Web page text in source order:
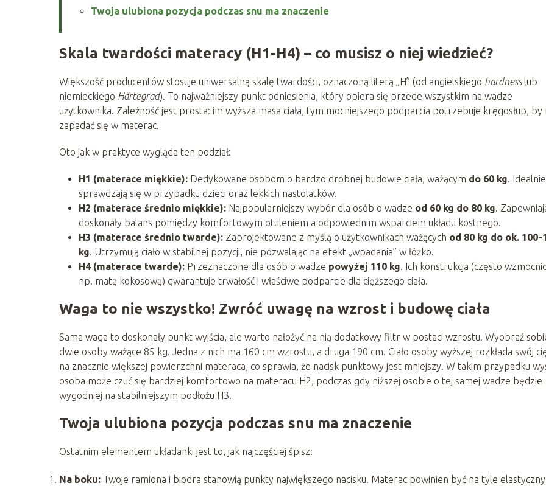
Twoja ulubiona pozycja podczas snu ma znaczenie
Skala twardości materacy (H1-H4) – co musisz o niej wiedzieć?
Większość producentów stosuje uniwersalną skalę twardości, oznaczoną literą „H” (od angielskiego hardnesslub
niemieckiego Härtegrad). To najważniejszy punkt odniesienia, który opiera się przede wszystkim na wadze
użytkownika. Zależność jest prosta: im wyższa masa ciała, tym mocniejszego podparcia potrzebuje kręgosłup, by
zapadać się w materac.
Oto jak w praktyce wygląda ten podział:
H1 (materace miękkie): Dedykowane osobom o bardzo drobnej budowie ciała, ważącym do 60 kg. Idealnie
sprawdzają się w przypadku dzieci oraz lekkich nastolatków.
H2 (materace średnio miękkie): Najpopularniejszy wybór dla osób o wadze od 60 kg do 80 kg.
doskonały balans pomiędzy komfortowym otuleniem a odpowiednim wsparciem układu kostnego.
H3 (materace średnio twarde): Zaprojektowane z myślą o użytkownikach ważących od 80 kg do ok. 100-
kg. Utrzymują ciało w stabilnej pozycji, nie pozwalając na efekt „wpadania” w łóżko.
H4 (materace twarde): Przeznaczone dla osób o wadze powyżej 110 kg. Ich konstrukcja (często
np. matą kokosową) gwarantuje trwałość i właściwe podparcie dla cięższego ciała.
Waga to nie wszystko! Zwróć uwagę na wzrost i budowę ciała
Sama waga to doskonały punkt wyjścia, ale warto nałożyć na nią dodatkowy filtr w postaci wzrostu. Wyobraź
dwie osoby ważące 85 kg. Jedna z nich ma 160 cm wzrostu, a druga 190 cm. Ciało osoby wyższej rozkłada swój
na znacznie większej powierzchni materaca, co sprawia, że nacisk punktowy jest mniejszy. W takim przypadku
osoba może czuć się bardziej komfortowo na materacu H2, podczas gdy niższej osobie o tej samej wadze będzie
wygodniej na stabilniejszym podłożu H3.
Twoja ulubiona pozycja podczas snu ma znaczenie
Ostatnim elementem układanki jest to, jak najczęściej śpisz:
Na boku: Twoje ramiona i biodra stanowią punkty największego nacisku. Materac powinien być na tyle